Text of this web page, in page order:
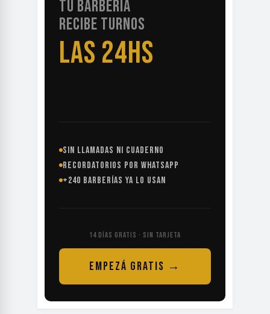
TU BARBERÍA
RECIBE TURNOS
LAS 24HS
SIN LLAMADAS NI CUADERNO
RECORDATORIOS POR WHATSAPP
+240 BARBERÍAS YA LO USAN
14 DÍAS GRATIS · SIN TARJETA
EMPEZÁ GRATIS →